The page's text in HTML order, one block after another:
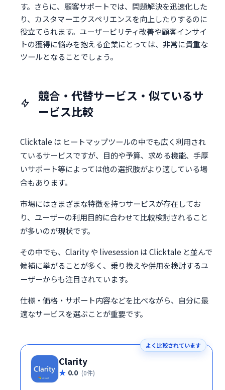
す。さらに、顧客サポートでは、問題解決を迅速化した
り、カスタマーエクスペリエンスを向上したりするのに
役立てられます。ユーザービリティ改善や顧客インサイ
トの獲得に悩みを抱える企業にとっては、非常に貴重な
ツールとなることでしょう。
競合・代替サービス・似ているサ
ービス比較
Clicktale は ヒートマップツールの中でも広く利用され
ているサービスですが、目的や予算、求める機能、手厚
いサポート等によっては他の選択肢がより適している場
合もあります。
市場にはさまざまな特徴を持つサービスが存在してお
り、ユーザーの利用目的に合わせて比較検討されること
が多いのが現状です。
その中でも、Clarity や livesession は Clicktale と並んで
候補に挙がることが多く、乗り換えや併用を検討するユ
ーザーからも注目されています。
仕様・価格・サポート内容などを比べながら、自分に最
適なサービスを選ぶことが重要です。
よく比較されています
Clarity
0.0 (0件)